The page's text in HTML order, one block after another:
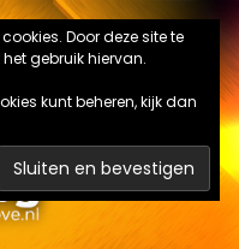
Door deze site te
gebruik hiervan.
kunt beheren, kijk dan